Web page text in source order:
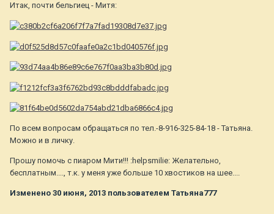
Итак, почти бельгиец - Митя:
По всем вопросам обращаться по тел.-8-916-325-84-18 - Татьяна.
Можно и в личку.
Прошу помочь с пиаром Мити!!! :helpsmilie: Желательно,
бесплатным...., т.к. у меня уже больше 10 хвостиков на шее....
Изменено 30 июня, 2013 пользователем Татьяна777